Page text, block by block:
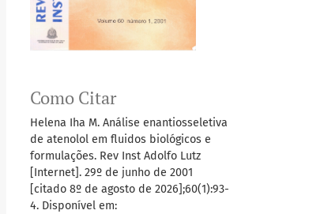
Como Citar
Helena Iha M. Análise enantiosseletiva
de atenolol em fluidos biológicos e
formulações. Rev Inst Adolfo Lutz
[Internet]. 29º de junho de 2001
[citado 8º de agosto de 2026];60(1):93-
4. Disponível em: